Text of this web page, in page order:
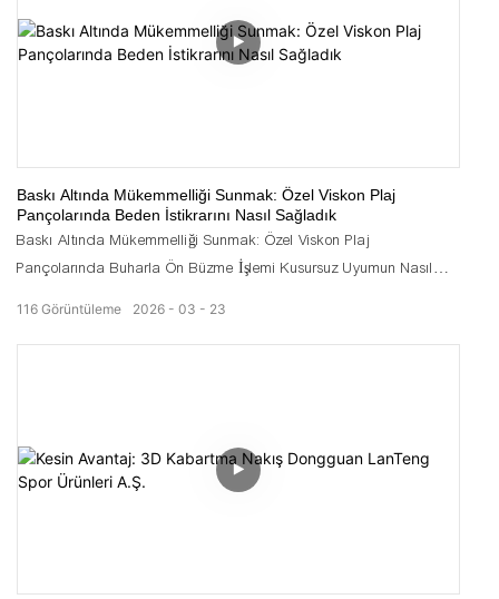
bir görünüm için temiz, görünmez dış dikişler oluşturuyor. Olgun
üretim deneyimi ve titiz kalite kontrol sistemleriyle, yüksek kaliteli
Baskı Altında Mükemmelliği Sunmak: Özel Viskon Plaj
Pançolarında Beden İstikrarını Nasıl Sağladık
Baskı Altında Mükemmelliği Sunmak: Özel Viskon Plaj
Pançolarında Buharla Ön Büzme İşlemi Kusursuz Uyumun Nasıl
2026 03 23
116 Görüntüleme